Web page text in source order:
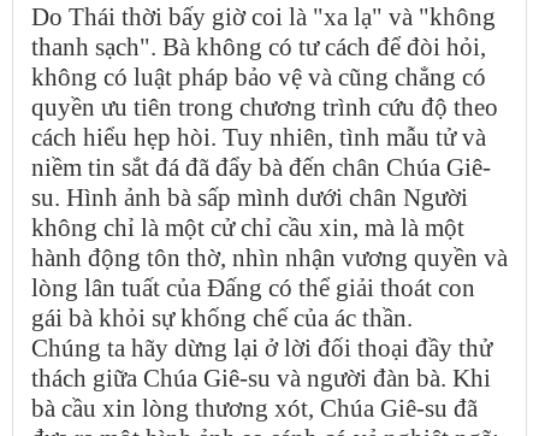
Do Thái thời bấy giờ coi là "xa lạ" và "không
thanh sạch". Bà không có tư cách để đòi hỏi,
không có luật pháp bảo vệ và cũng chẳng có
quyền ưu tiên trong chương trình cứu độ theo
cách hiểu hẹp hòi. Tuy nhiên, tình mẫu tử và
niềm tin sắt đá đã đẩy bà đến chân Chúa Giê-
su. Hình ảnh bà sấp mình dưới chân Người
không chỉ là một cử chỉ cầu xin, mà là một
hành động tôn thờ, nhìn nhận vương quyền và
lòng lân tuất của Đấng có thể giải thoát con
gái bà khỏi sự khống chế của ác thần.
Chúng ta hãy dừng lại ở lời đối thoại đầy thử
thách giữa Chúa Giê-su và người đàn bà. Khi
bà cầu xin lòng thương xót, Chúa Giê-su đã